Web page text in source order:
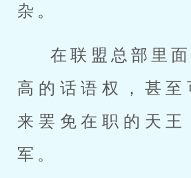
杂。
在联盟总部里
高的话语权，甚至
来罢免在职的天王
军。